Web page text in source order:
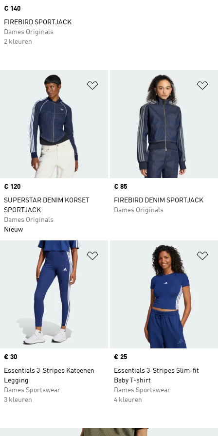
Op verlanglijst zetten
Price
€ 120
SUPERSTAR DENIM KORSET
SPORTJACK
Dames Originals
Nieuw
Price
€ 85
FIREBIRD DENIM SPORTJACK
Dames Originals
Op verlanglijst zetten
Price
€ 30
Essentials 3-Stripes Katoenen
Legging
Dames Sportswear
3 kleuren
Price
€ 25
Essentials 3-Stripes Slim-fit
Baby T-shirt
Dames Sportswear
4 kleuren
Price
€ 140
FIREBIRD SPORTJACK
Dames Originals
2 kleuren